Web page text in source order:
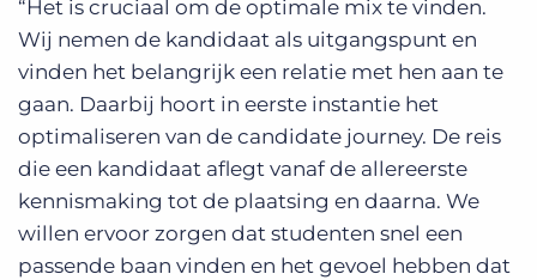
“Het is cruciaal om de optimale mix te vinden.
Wij nemen de kandidaat als uitgangspunt en
vinden het belangrijk een relatie met hen aan te
gaan. Daarbij hoort in eerste instantie het
optimaliseren van de candidate journey. De reis
die een kandidaat aflegt vanaf de allereerste
kennismaking tot de plaatsing en daarna. We
willen ervoor zorgen dat studenten snel een
passende baan vinden en het gevoel hebben dat